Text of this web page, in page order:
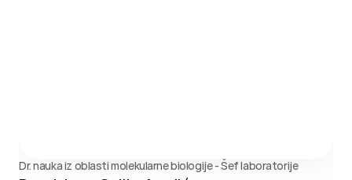
Dr. nauka iz oblasti molekularne biologije - Šef laboratorije